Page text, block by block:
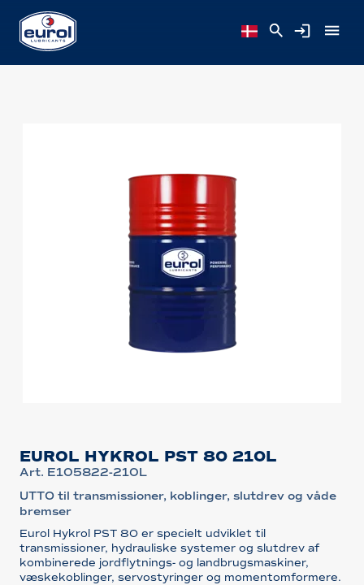
EUROL HYKROL PST 80 210L
Art. E105822-210L
UTTO til transmissioner, koblinger, slutdrev og våde
bremser
Eurol Hykrol PST 80 er specielt udviklet til
transmissioner, hydrauliske systemer og slutdrev af
kombinerede jordflytnings- og landbrugsmaskiner,
væskekoblinger, servostyringer og momentomformere.